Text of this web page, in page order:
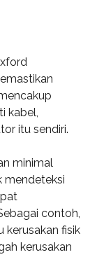
kabel,
itu sendiri.
minimal
mendeteksi
contoh,
kerusakan fisik
kerusakan